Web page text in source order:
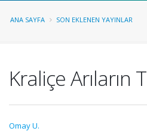
ANA SAYFA SON EKLENEN YAYINLAR
Kraliçe Arıların
Omay U.